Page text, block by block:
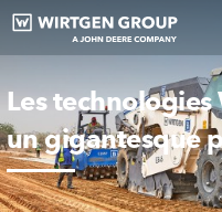
Les
un gigantesque